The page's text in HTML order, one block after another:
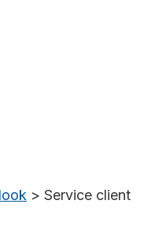
> Service client